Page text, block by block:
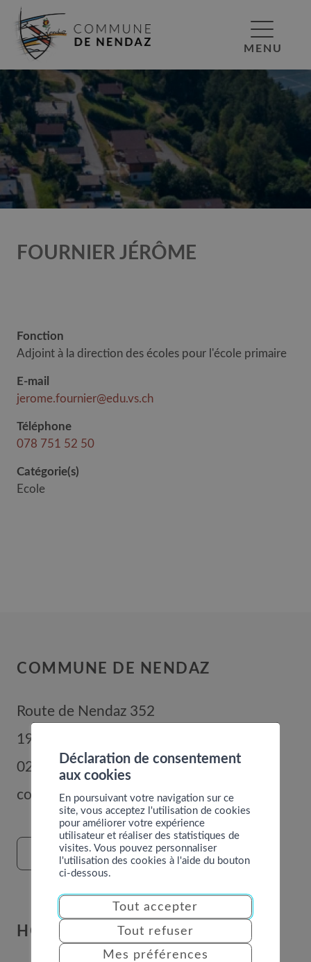
MENU
FOURNIER JÉRÔME
Fonction
Adjoint à la direction des écoles pour l'école primaire
E-mail
jerome.fournier@edu.vs.ch
Téléphone
078 751 52 50
Catégorie(s)
Ecole
COMMUNE DE NENDAZ
Route de Nendaz 352
1996
027 289 56 00
commune@nendaz.org
FORMULAIRE DE CONTACT
HORAIRES
Déclaration de consentement
aux cookies
En poursuivant votre navigation sur ce
site, vous acceptez l'utilisation de cookies
pour améliorer votre expérience
utilisateur et réaliser des statistiques de
visites. Vous pouvez personnaliser
l'utilisation des cookies à l'aide du bouton
ci-dessous.
Tout accepter
Tout refuser
Mes préférences